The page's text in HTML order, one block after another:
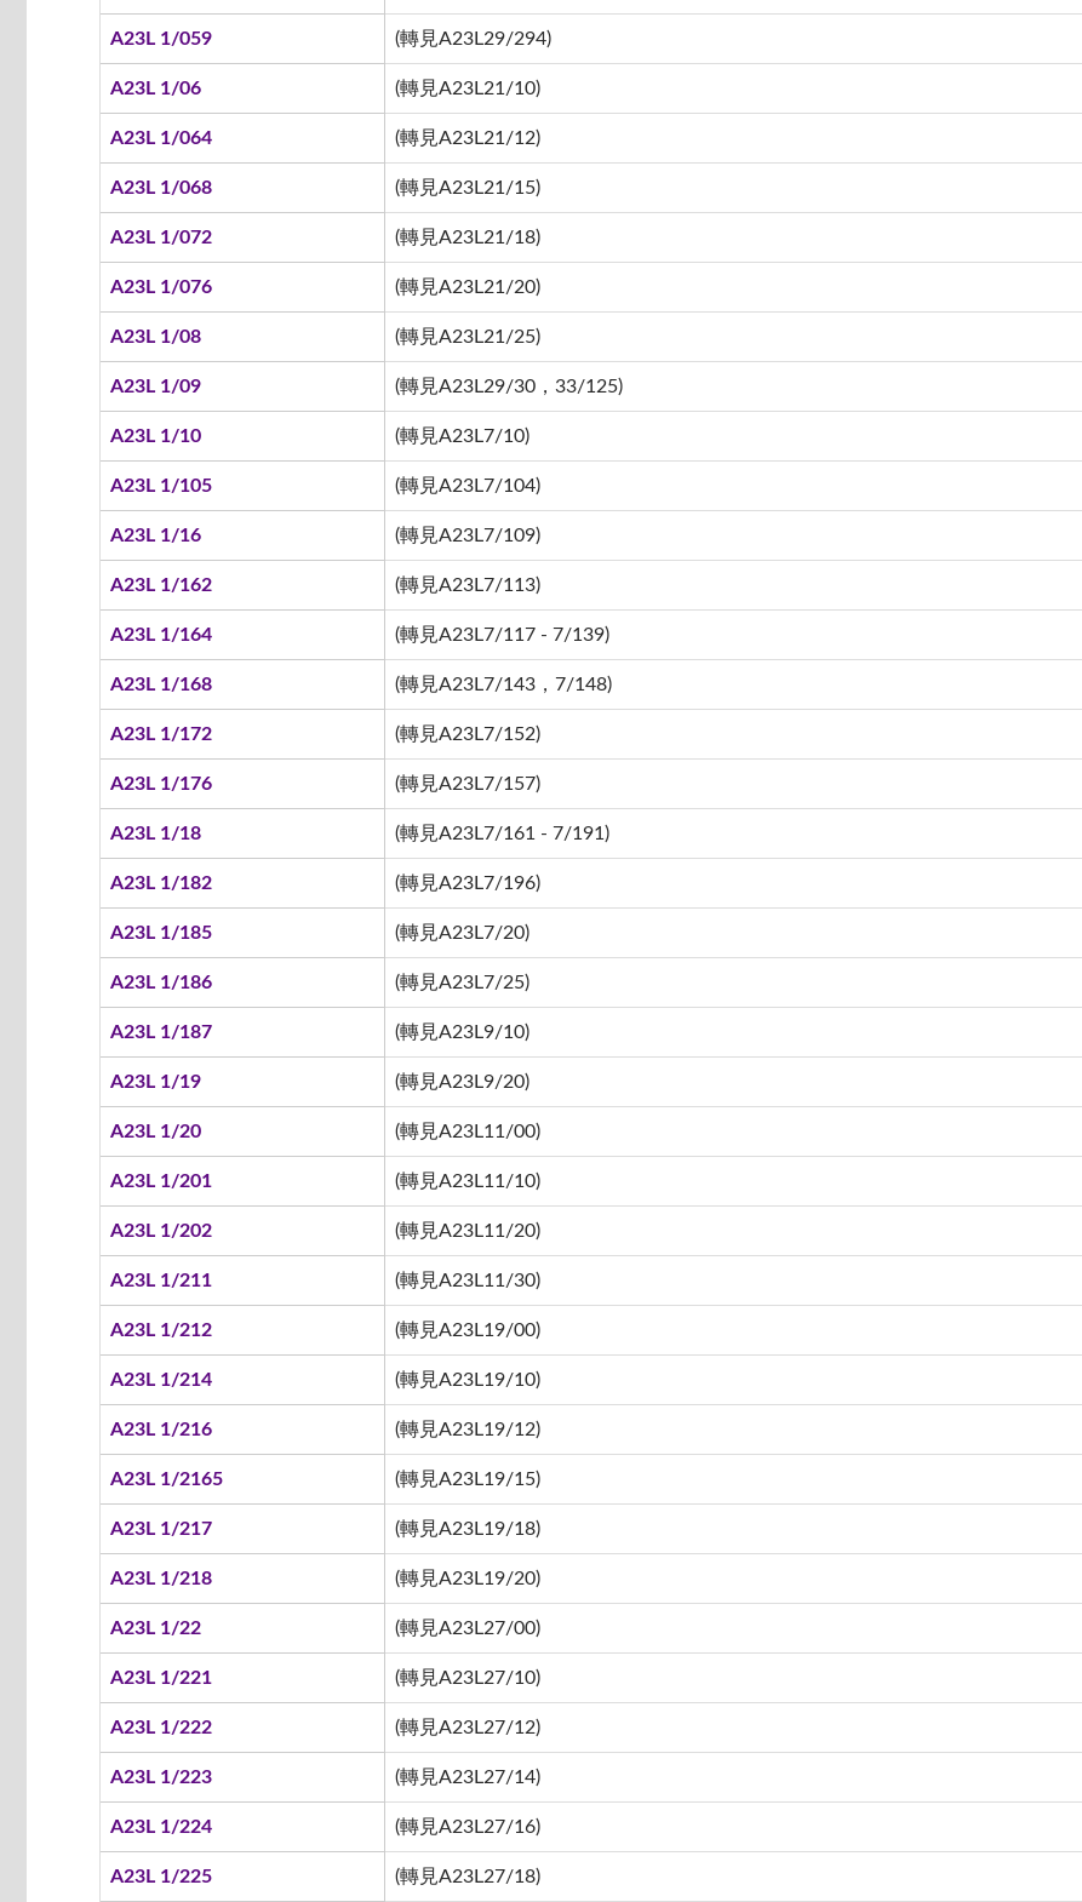
A23L 1/059 (轉見A23L29/294)
A23L 1/06 (轉見A23L21/10)
A23L 1/064 (轉見A23L21/12)
A23L 1/068 (轉見A23L21/15)
A23L 1/072 (轉見A23L21/18)
A23L 1/076 (轉見A23L21/20)
A23L 1/08 (轉見A23L21/25)
A23L 1/09 (轉見A23L29/30，33/125)
A23L 1/10 (轉見A23L7/10)
A23L 1/105 (轉見A23L7/104)
A23L 1/16 (轉見A23L7/109)
A23L 1/162 (轉見A23L7/113)
A23L 1/164 (轉見A23L7/117 - 7/139)
A23L 1/168 (轉見A23L7/143，7/148)
A23L 1/172 (轉見A23L7/152)
A23L 1/176 (轉見A23L7/157)
A23L 1/18 (轉見A23L7/161 - 7/191)
A23L 1/182 (轉見A23L7/196)
A23L 1/185 (轉見A23L7/20)
A23L 1/186 (轉見A23L7/25)
A23L 1/187 (轉見A23L9/10)
A23L 1/19 (轉見A23L9/20)
A23L 1/20 (轉見A23L11/00)
A23L 1/201 (轉見A23L11/10)
A23L 1/202 (轉見A23L11/20)
A23L 1/211 (轉見A23L11/30)
A23L 1/212 (轉見A23L19/00)
A23L 1/214 (轉見A23L19/10)
A23L 1/216 (轉見A23L19/12)
A23L 1/2165 (轉見A23L19/15)
A23L 1/217 (轉見A23L19/18)
A23L 1/218 (轉見A23L19/20)
A23L 1/22 (轉見A23L27/00)
A23L 1/221 (轉見A23L27/10)
A23L 1/222 (轉見A23L27/12)
A23L 1/223 (轉見A23L27/14)
A23L 1/224 (轉見A23L27/16)
A23L 1/225 (轉見A23L27/18)